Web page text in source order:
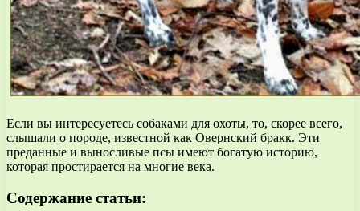
Если вы интересуетесь собаками для охоты, то, скорее всего,
слышали о породе, известной как Овернский бракк. Эти
преданные и выносливые псы имеют богатую историю,
которая простирается на многие века.
Содержание статьи: